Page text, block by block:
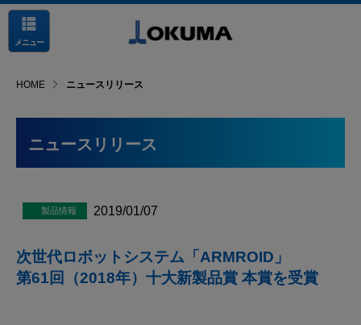
メニュー
HOME ニュースリリース
ニュースリリース
2019/01/07
次世代ロボットシステム「ARMROID」
第61回（2018年）十大新製品賞 本賞を受賞